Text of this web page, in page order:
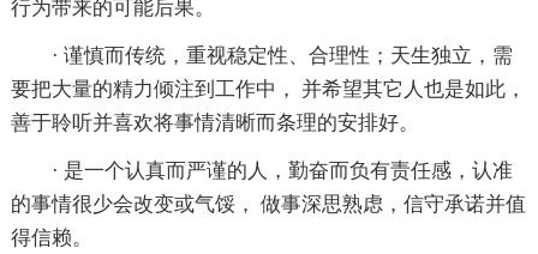
行为带来的可能后果。
· 谨慎而传统，重视稳定性、合理性；天生独立，需
要把大量的精力倾注到工作中， 并希望其它人也是如此，
善于聆听并喜欢将事情清晰而条理的安排好。
· 是一个认真而严谨的人，勤奋而负有责任感，认准
的事情很少会改变或气馁， 做事深思熟虑，信守承诺并值
得信赖。